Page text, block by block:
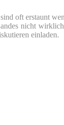
oft erstaunt
nicht
einladen.